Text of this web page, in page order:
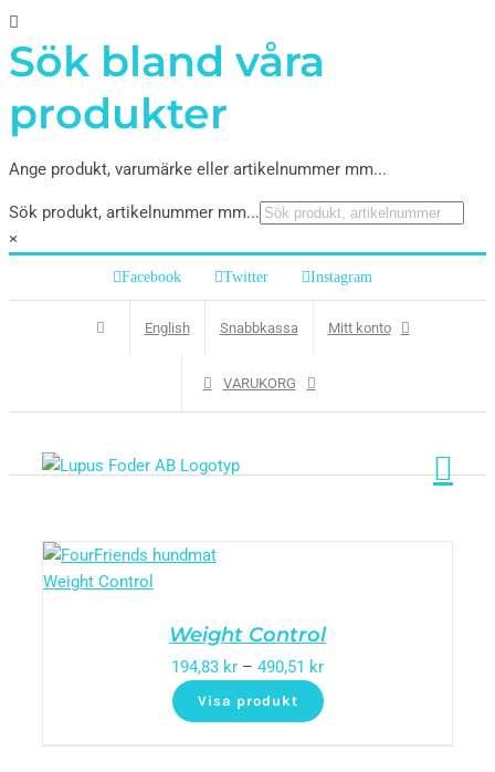
Sök bland våra
produkter
Ange produkt, varumärke eller artikelnummer mm...
Sök produkt, artikelnummer mm...
×
Facebook Twitter Instagram
English Snabbkassa Mitt konto
VARUKORG
Weight Control
194,83 kr – 490,51 kr
Visa produkt